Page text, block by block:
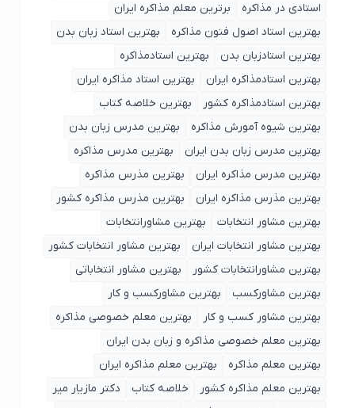
استادی در مذاکره
برترین معلم مذاکره ایران
بهترین استاد اصول ‌فنون مذاکره
بهترین استاد زبان بدن
بهترین استادزبان بدن
بهترین استادمذاکره
بهترین استادمذاکره ایران
بهترین استاد مذاکره ایران
بهترین استادمذاکره کشور
بهترین خلاصه کتاب
بهترین شیوه آمورش مذاکره
بهترین مدرس زبان بدن
بهترین مدرس زبان بدن ایران
بهترین مدرس مذاکره
بهترین مدرس مذاکره ایران
بهترین مذرس مذاکره
بهترین مذرس مذاکره ایران
بهترین مذرس مذاکره کشور
بهترین مشاور انتخابات
بهترین مشاورانتخابات
بهترین مشاور انتخابات ایران
بهترین مشاور انتخابات کشور
بهترین مشاورانتخابات کشور
بهترین مشاور انتخاباتی
بهترین مشاورکسب
بهترین مشاورکسب و کار
بهترین مشاور کسب و کار
بهترین معلم خصوصی مذاکره
بهترین معلم خصوصی مذاکره و زبان بدن ایران
بهترین معلم مذاکره
بهترین معلم مذاکره ایران
بهترین معلم مذاکره کشور
خلاصه کتاب
دکتر مازیار میر